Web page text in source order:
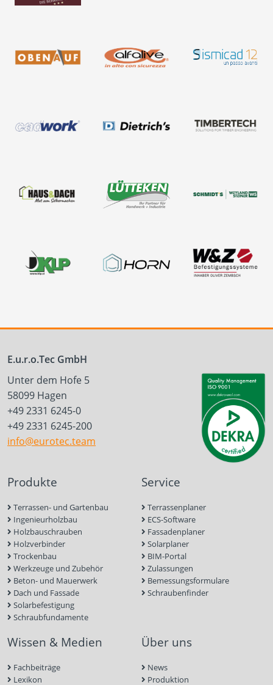
E.u.r.o.Tec GmbH
Unter dem Hofe 5
58099 Hagen
+49 2331 6245-0
+49 2331 6245-200
info@eurotec.team
Produkte
Terrassen- und Gartenbau
Ingenieurholzbau
Holzbauschrauben
Holzverbinder
Trockenbau
Werkzeuge und Zubehör
Beton- und Mauerwerk
Dach und Fassade
Solarbefestigung
Schraubfundamente
Service
Terrassenplaner
ECS-Software
Fassadenplaner
Solarplaner
BIM-Portal
Zulassungen
Bemessungsformulare
Schraubenfinder
Wissen & Medien
Fachbeiträge
Lexikon
Über uns
News
Produktion